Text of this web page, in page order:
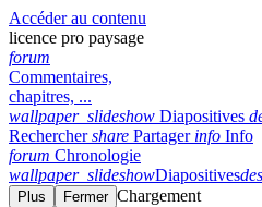
Accéder au contenu
licence pro paysage
forum
Commentaires,
chapitres, ...
wallpaper_slideshow Diapositives
Rechercher share Partager info Info
forum Chronologie
wallpaper_slideshowDiapositives
Plus Fermer Chargement